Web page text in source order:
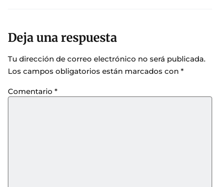
Deja una respuesta
Tu dirección de correo electrónico no será publicada.
Los campos obligatorios están marcados con *
Comentario *